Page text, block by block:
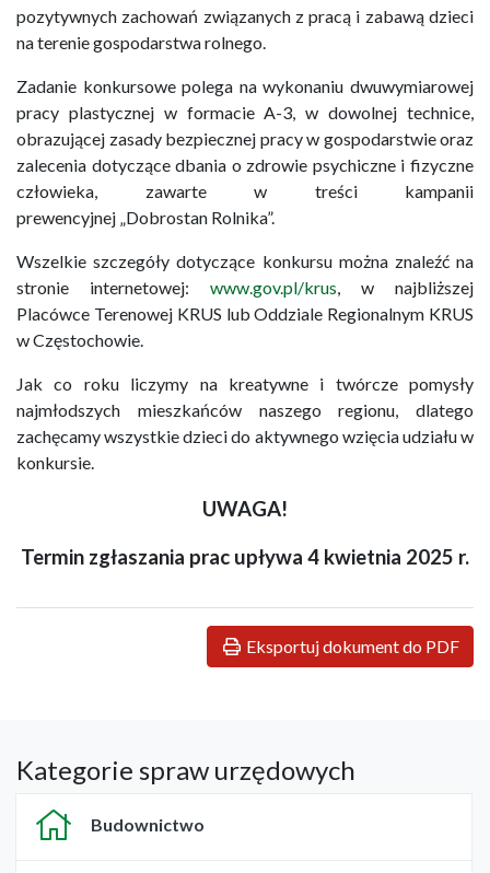
pozytywnych zachowań związanych z pracą i zabawą dzieci
na terenie gospodarstwa rolnego.
Zadanie konkursowe polega na wykonaniu dwuwymiarowej
pracy plastycznej w formacie A-3, w dowolnej technice,
obrazującej zasady bezpiecznej pracy w gospodarstwie oraz
zalecenia dotyczące dbania o zdrowie psychiczne i fizyczne
człowieka, zawarte w treści kampanii
prewencyjnej „Dobrostan Rolnika”.
Wszelkie szczegóły dotyczące konkursu można znaleźć na
stronie internetowej: www.gov.pl/krus, w najbliższej
Placówce Terenowej KRUS lub Oddziale Regionalnym KRUS
w Częstochowie.
Jak co roku liczymy na kreatywne i twórcze pomysły
najmłodszych mieszkańców naszego regionu, dlatego
zachęcamy wszystkie dzieci do aktywnego wzięcia udziału w
konkursie.
UWAGA!
Termin zgłaszania prac upływa 4 kwietnia 2025 r.
Eksportuj dokument do PDF
Kategorie spraw urzędowych
Budownictwo